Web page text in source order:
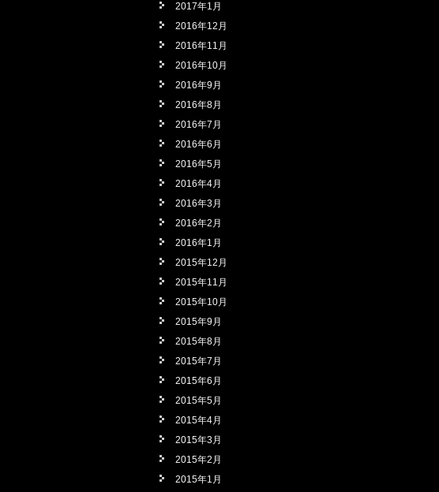
2017年1月
2016年12月
2016年11月
2016年10月
2016年9月
2016年8月
2016年7月
2016年6月
2016年5月
2016年4月
2016年3月
2016年2月
2016年1月
2015年12月
2015年11月
2015年10月
2015年9月
2015年8月
2015年7月
2015年6月
2015年5月
2015年4月
2015年3月
2015年2月
2015年1月